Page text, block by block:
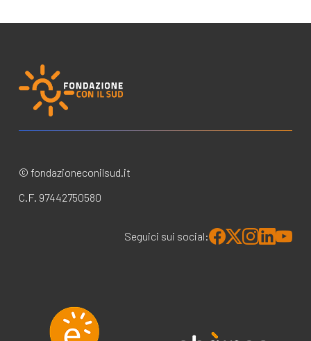
© fondazioneconilsud.it
C.F. 97442750580
Seguici sui social: